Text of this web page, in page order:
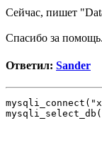
Сейчас, пишет
Спасибо за помощь.
Ответил: Sander